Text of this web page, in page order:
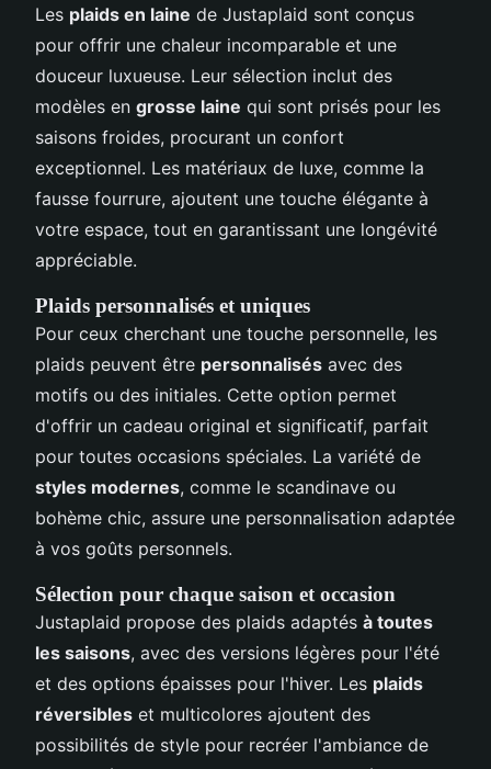
Les plaids en laine de Justaplaid sont conçus
pour offrir une chaleur incomparable et une
douceur luxueuse. Leur sélection inclut des
modèles en grosse laine qui sont prisés pour les
saisons froides, procurant un confort
exceptionnel. Les matériaux de luxe, comme la
fausse fourrure, ajoutent une touche élégante à
votre espace, tout en garantissant une longévité
appréciable.
Plaids personnalisés et uniques
Pour ceux cherchant une touche personnelle, les
plaids peuvent être personnalisés avec des
motifs ou des initiales. Cette option permet
d'offrir un cadeau original et significatif, parfait
pour toutes occasions spéciales. La variété de
styles modernes, comme le scandinave ou
bohème chic, assure une personnalisation adaptée
à vos goûts personnels.
Sélection pour chaque saison et occasion
Justaplaid propose des plaids adaptés à toutes
les saisons, avec des versions légères pour l'été
et des options épaisses pour l'hiver. Les plaids
réversibles et multicolores ajoutent des
possibilités de style pour recréer l'ambiance de